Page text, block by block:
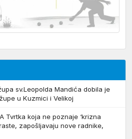
sv.Leopolda Mandića dobila je
u Kuzmici i Velikoj
Tvrtka koja ne poznaje ‘krizna
zapošljavaju nove radnike,